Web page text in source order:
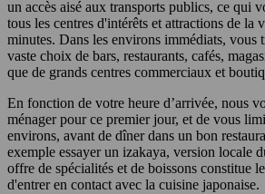
un accès aisé aux transports publics, ce qui
tous les centres d'intérêts et attractions de la
minutes. Dans les environs immédiats, vous
vaste choix de bars, restaurants, cafés,
que de grands centres commerciaux et
En fonction de votre heure d’arrivée, nous
ménager pour ce premier jour, et de vous
environs, avant de dîner dans un bon
exemple essayer un izakaya, version locale
offre de spécialités et de boissons constitue
d'entrer en contact avec la cuisine japonaise.